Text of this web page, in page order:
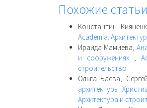
Похожие статьи
Константин
Academia.
Ираида Мамиева,
и сооружениях ,
строительство
Ольга Баева,
архитектуры
Архитектура и